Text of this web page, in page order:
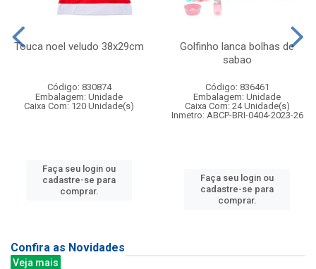
Touca noel veludo 38x29cm
Código: 830874
Embalagem: Unidade
Caixa Com: 120 Unidade(s)
Faça seu login ou
cadastre-se para
comprar.
Golfinho lanca bolhas de
sabao
Código: 836461
Embalagem: Unidade
Caixa Com: 24 Unidade(s)
Inmetro: ABCP-BRI-0404-2023-26
Faça seu login ou
cadastre-se para
comprar.
Confira as Novidades
Veja mais